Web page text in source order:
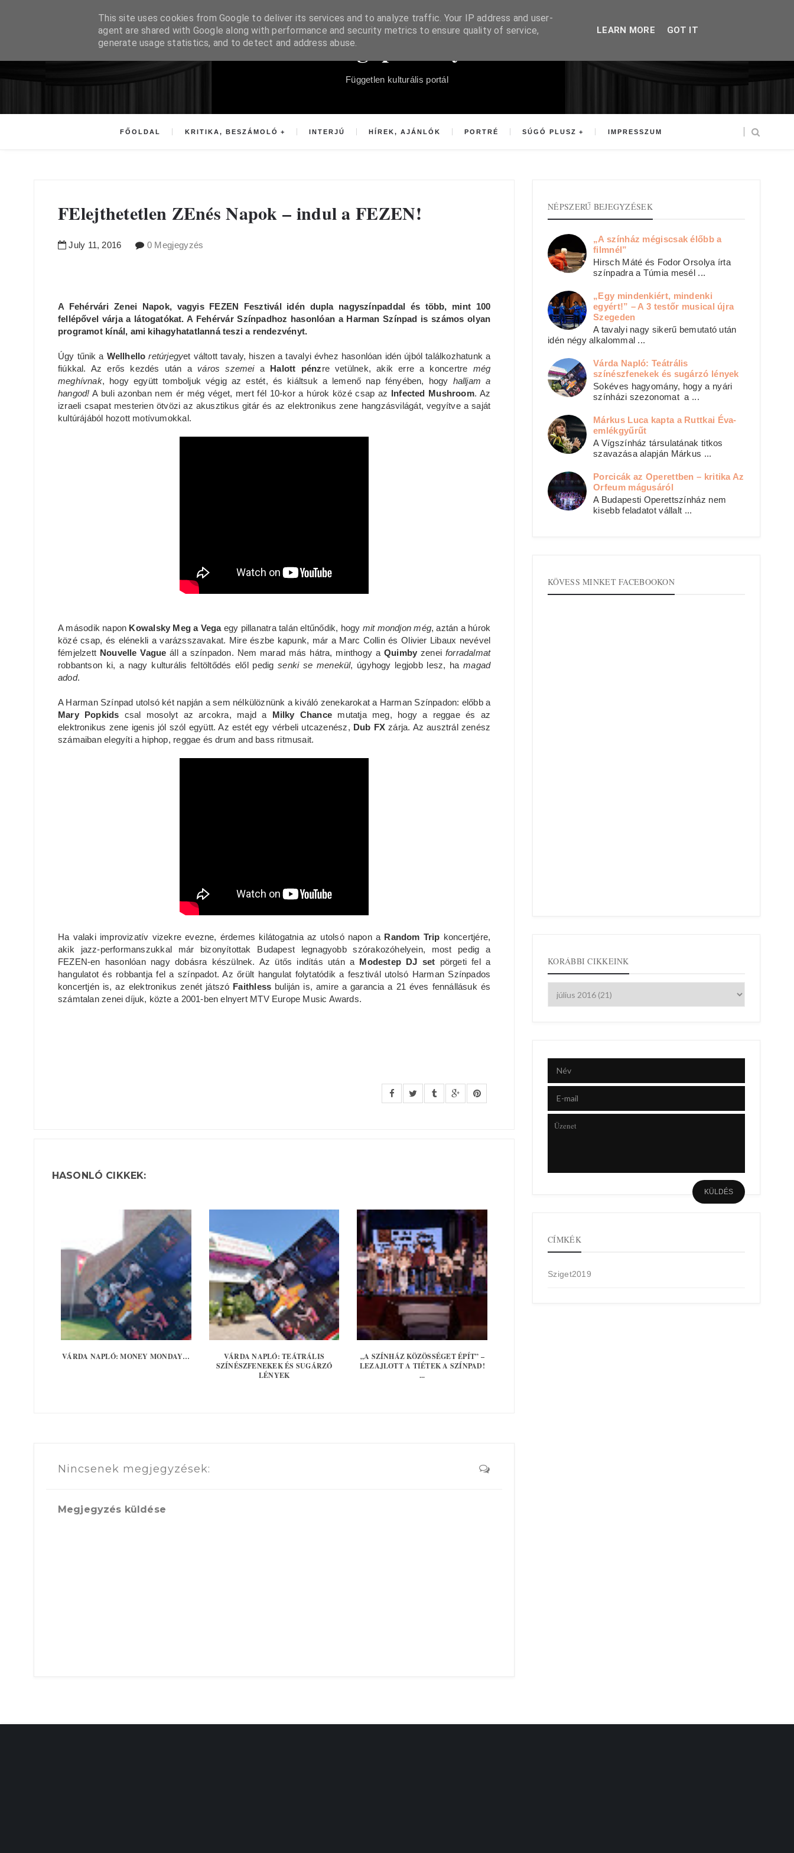
Súgópéldány
Független kulturális portál
FŐOLDAL KRITIKA, BESZÁMOLÓ INTERJÚ HÍREK, AJÁNLÓK PORTRÉ SÚGÓ PLUSZ IMPRESSZUM
FElejthetetlen ZEnés Napok – indul a FEZEN!
July 11, 2016 0 Megjegyzés
A Fehérvári Zenei Napok, vagyis FEZEN Fesztivál idén dupla nagyszínpaddal és több, mint 100
fellépővel várja a látogatókat. A Fehérvár Színpadhoz hasonlóan a Harman Színpad is számos olyan
programot kínál, ami kihagyhatatlanná teszi a rendezvényt.
Úgy tűnik a Wellhelloretúrjegyet váltott tavaly, hiszen a tavalyi évhez hasonlóan idén újból találkozhatunk a
fiúkkal. Az erős kezdés után a város szemeia Halott pénzre vetülnek, akik erre a koncertre még
meghívnak, hogy együtt tomboljuk végig az estét, és kiáltsuk a lemenő nap fényében, hogy halljam a
hangod! A buli azonban nem ér még véget, mert fél 10-kor a húrok közé csap az Infected Mushroom. Az
izraeli csapat mesterien ötvözi az akusztikus gitár és az elektronikus zene hangzásvilágát, vegyítve a saját
kultúrájából hozott motívumokkal.
A második napon Kowalsky Meg a Vegaegy pillanatra talán eltűnődik, hogy mit mondjon még, aztán a húrok
közé csap, és elénekli a varázsszavakat. Mire észbe kapunk, már a Marc Collin és Olivier Libaux nevével
fémjelzett Nouvelle Vagueáll a színpadon. Nem marad más hátra, minthogy a Quimbyzenei forradalmat
robbantson ki, a nagy kulturális feltöltődés elől pedigsenki se menekül, úgyhogy legjobb lesz, hamagad
adod.
A Harman Színpad utolsó két napján a sem nélkülöznünk a kiváló zenekarokat a Harman Színpadon: előbb a
Mary Popkids csal mosolyt az arcokra, majd a Milky Chance mutatja meg, hogy a reggae és az
elektronikus zene igenis jól szól együtt. Az estét egy vérbeli utcazenész, Dub FX zárja. Az ausztrál zenész
számaiban elegyíti a hiphop, reggae és drum and bass ritmusait.
Ha valaki improvizatív vizekre evezne, érdemes kilátogatnia az utolsó napon a Random Trip koncertjére,
akik jazz-performanszukkal már bizonyítottak Budapest legnagyobb szórakozóhelyein, most pedig a
FEZEN-en hasonlóan nagy dobásra készülnek. Az ütős indítás után a Modestep DJ set pörgeti fel a
hangulatot és robbantja fel a színpadot. Az őrült hangulat folytatódik a fesztivál utolsó Harman Színpados
koncertjén is, az elektronikus zenét játszó Faithless buliján is, amire a garancia a 21 éves fennállásuk és
számtalan zenei díjuk, közte a 2001-ben elnyert MTV Europe Music Awards.
HASONLÓ CIKKEK:
VÁRDA NAPLÓ: MONEY MONDAY…
VÁRDA NAPLÓ: TEÁTRÁLIS
SZÍNÉSZFENEKEK ÉS SUGÁRZÓ
LÉNYEK
„A SZÍNHÁZ KÖZÖSSÉGET ÉPÍT” –
LEZAJLOTT A TIÉTEK A SZÍNPAD!
...
Nincsenek megjegyzések:
Megjegyzés küldése
NÉPSZERŰ BEJEGYZÉSEK
„A színház mégiscsak élőbb a
filmnél”
Hirsch Máté és Fodor Orsolya írta
színpadra a Túmia mesél ...
„Egy mindenkiért, mindenki
egyért!” – A 3 testőr musical újra
Szegeden
A tavalyi nagy sikerű bemutató után
idén négy alkalommal ...
Várda Napló: Teátrális
színészfenekek és sugárzó lények
Sokéves hagyomány, hogy a nyári
színházi szezonomat a ...
Márkus Luca kapta a Ruttkai Éva-
emlékgyűrűt
A Vígszínház társulatának titkos
szavazása alapján Márkus ...
Porcicák az Operettben – kritika Az
Orfeum mágusáról
A Budapesti Operettszínház nem
kisebb feladatot vállalt ...
KÖVESS MINKET FACEBOOKON
KORÁBBI CIKKEINK
CÍMKÉK
Sziget2019
This site uses cookies from Google to deliver its services and to analyze traffic. Your IP address and user-
agent are shared with Google along with performance and security metrics to ensure quality of service,
generate usage statistics, and to detect and address abuse.
LEARN MORE GOT IT